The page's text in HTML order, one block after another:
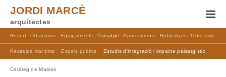
arquitectes
Passejos marítims Espais públics Estudis d'integració i impacte paisatgístic
Resort Urbanisme Equipaments Paisatge Aparcaments Habitatges Obra civil
JORDI MARCÈ
Catàleg de Masies